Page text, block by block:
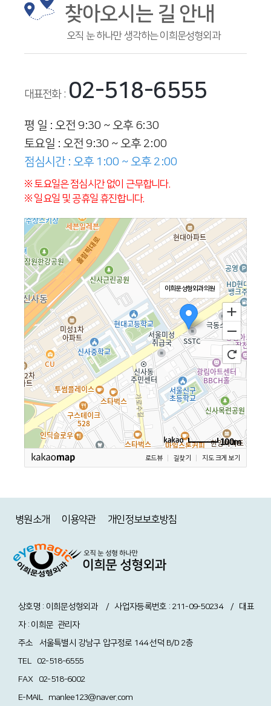
찾아오시는 길 안내
오직 눈 하나만 생각하는 이희문성형외과
대표전화 : 02-518-6555
평 일 : 오전 9:30 ~ 오후 6:30
토요일 : 오전 9:30 ~ 오후 2:00
점심시간 : 오후 1:00 ~ 오후 2:00
※ 토요일은 점심시간 없이 근무합니다.
※ 일요일 및 공휴일 휴진합니다.
이희문성형외과의원
100m
로드뷰 길찾기 지도 크게 보기
병원소개 이용약관 개인정보보호방침
상호명 : 이희문성형외과 / 사업자등록번호 : 211-09-50234 / 대표
자 : 이희문 관리자
주소 서울특별시 강남구 압구정로 144 선덕 B/D 2층
TEL 02-518-6555
FAX 02-518-6002
E-MAIL manlee123@naver.com